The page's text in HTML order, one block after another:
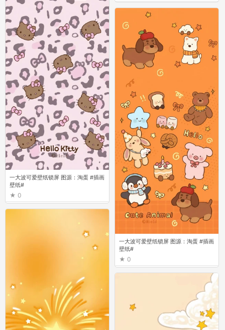
一大波可爱壁纸锁屏 图源：淘蛋 #插画
壁纸#
0
一大波可爱壁纸锁屏 图源：淘蛋 #插画
壁纸#
0